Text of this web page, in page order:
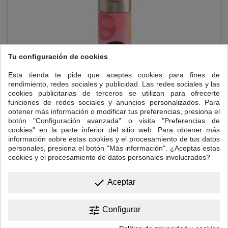
BOTELLA TERMO CON FILTRO GEISHA 500ML
Termo metal geisha, con filtro 0,5l
Añadir al carrito
Tu configuración de cookies
Esta tienda te pide que aceptes cookies para fines de
rendimiento, redes sociales y publicidad. Las redes sociales y las
cookies publicitarias de terceros se utilizan para ofrecerte
funciones de redes sociales y anuncios personalizados. Para
obtener más información o modificar tus preferencias, presiona el
botón "Configuración avanzada" o visita "Preferencias de
cookies" en la parte inferior del sitio web. Para obtener más
información sobre estas cookies y el procesamiento de tus datos
personales, presiona el botón "Más información". ¿Aceptas estas
cookies y el procesamiento de datos personales involucrados?
done Aceptar
tune Configurar